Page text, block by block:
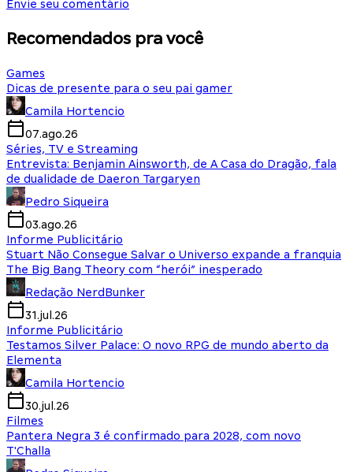
Envie seu comentário
Recomendados pra você
Games
Dicas de presente para o seu pai gamer
Camila Hortencio
07.ago.26
Séries, TV e Streaming
Entrevista: Benjamin Ainsworth, de A Casa do Dragão, fala
de dualidade de Daeron Targaryen
Pedro Siqueira
03.ago.26
Informe Publicitário
Stuart Não Consegue Salvar o Universo expande a franquia
The Big Bang Theory com “herói” inesperado
Redação NerdBunker
31.jul.26
Informe Publicitário
Testamos Silver Palace: O novo RPG de mundo aberto da
Elementa
Camila Hortencio
30.jul.26
Filmes
Pantera Negra 3 é confirmado para 2028, com novo
T'Challa